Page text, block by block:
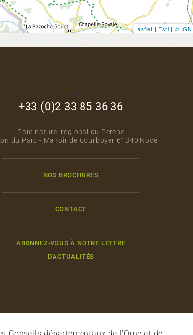
Leaflet | Esri | © IGN
+33 (0)2 33 85 36 36
Parc naturel régional du Perche
du Parc - Manoir de Courboyer 61340 Nocé
NOS BROCHURES
CONTACT
ABONNEZ-VOUS À NOTRE LETTRE
D'ACTUALITÉS